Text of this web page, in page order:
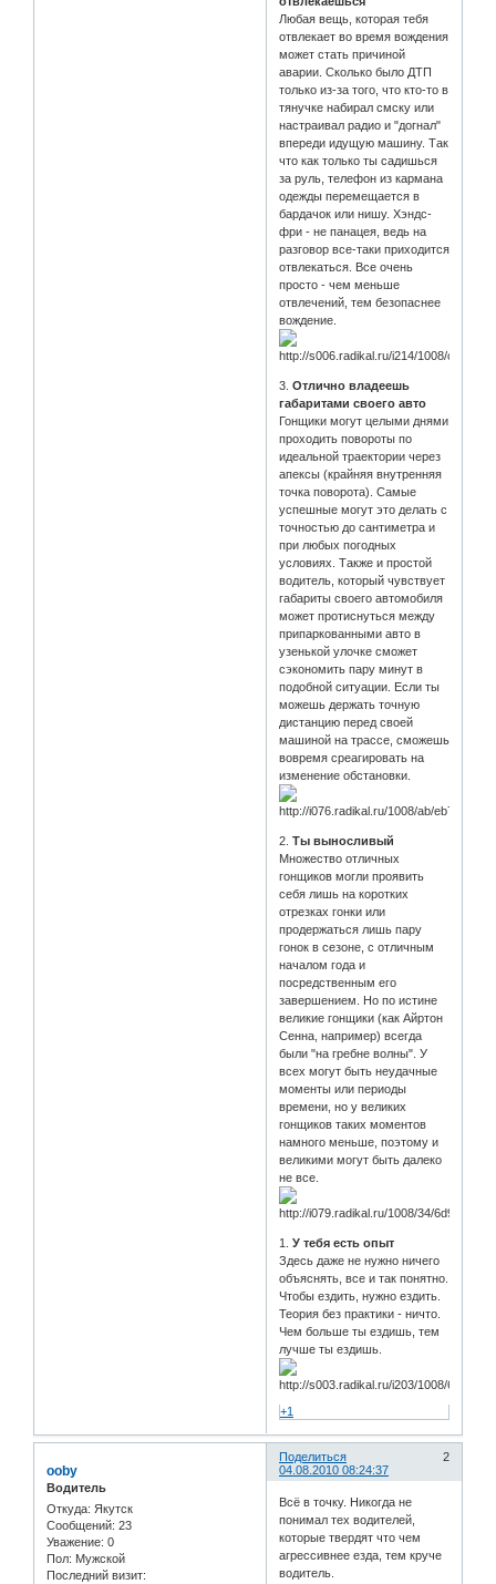
Любая вещь, которая тебя
отвлекает во время вождения
может стать причиной
аварии. Сколько было ДТП
только из-за того, что кто-то в
тянучке набирал смску или
настраивал радио и "догнал"
впереди идущую машину. Так
что как только ты садишься
за руль, телефон из кармана
одежды перемещается в
бардачок или нишу. Хэндс-
фри - не панацея, ведь на
разговор все-таки приходится
отвлекаться. Все очень
просто - чем меньше
отвлечений, тем безопаснее
вождение.
3.Отлично владеешь
габаритами своего авто
Гонщики могут целыми днями
проходить повороты по
идеальной траектории через
апексы (крайняя внутренняя
точка поворота). Самые
успешные могут это делать с
точностью до сантиметра и
при любых погодных
условиях. Также и простой
водитель, который чувствует
габариты своего автомобиля
может протиснуться между
припаркованными авто в
узенькой улочке сможет
сэкономить пару минут в
подобной ситуации. Если ты
можешь держать точную
дистанцию перед своей
машиной на трассе, сможешь
вовремя среагировать на
изменение обстановки.
2.Ты выносливый
Множество отличных
гонщиков могли проявить
себя лишь на коротких
отрезках гонки или
продержаться лишь пару
гонок в сезоне, с отличным
началом года и
посредственным его
завершением. Но по истине
великие гонщики (как Айртон
Сенна, например) всегда
были "на гребне волны". У
всех могут быть неудачные
моменты или периоды
времени, но у великих
гонщиков таких моментов
намного меньше, поэтому и
великими могут быть далеко
не все.
1.У тебя есть опыт
Здесь даже не нужно ничего
объяснять, все и так понятно.
Чтобы ездить, нужно ездить.
Теория без практики - ничто.
Чем больше ты ездишь, тем
лучше ты ездишь.
+1
Поделиться
2
04.08.2010 08:24:37
ooby
Водитель
Откуда: Якутск
Сообщений: 23
Уважение: 0
Пол: Мужской
Последний визит:
Всё в точку. Никогда не
понимал тех водителей,
которые твердят что чем
агрессивнее езда, тем круче
водитель.